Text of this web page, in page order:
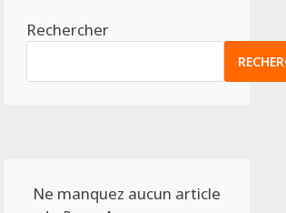
Rechercher
Ne manquez aucun article